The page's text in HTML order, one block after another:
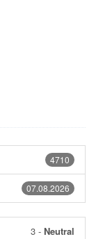
4710
07.08.2026
3 - Neutral